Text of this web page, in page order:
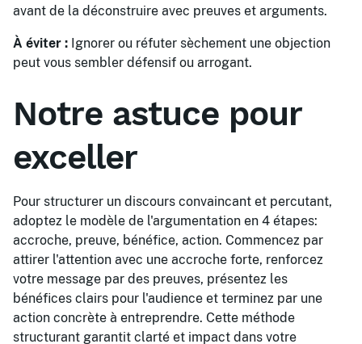
avant de la déconstruire avec preuves et arguments.
À éviter : Ignorer ou réfuter sèchement une objection
peut vous sembler défensif ou arrogant.
Notre astuce pour
exceller
Pour structurer un discours convaincant et percutant,
adoptez le modèle de l'argumentation en 4 étapes:
accroche, preuve, bénéfice, action. Commencez par
attirer l'attention avec une accroche forte, renforcez
votre message par des preuves, présentez les
bénéfices clairs pour l'audience et terminez par une
action concrète à entreprendre. Cette méthode
structurant garantit clarté et impact dans votre